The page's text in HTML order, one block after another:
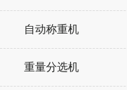
自动称重机
重量分选机